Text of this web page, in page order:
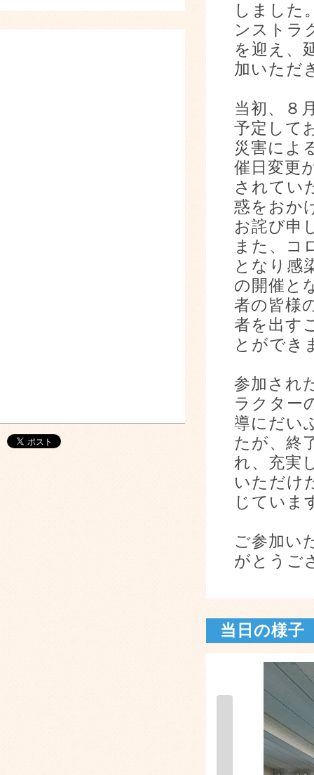
しました
ンストラ
を迎え、
加いただ
当初、８
予定して
災害によ
催日変更
されてい
惑をおか
お詫び申
また、コ
となり感
の開催と
者の皆様
者を出す
とができ
参加され
ラクター
導にだい
たが、終
れ、充実
いただけ
じていま
ご参加い
がとうご
当日の様子